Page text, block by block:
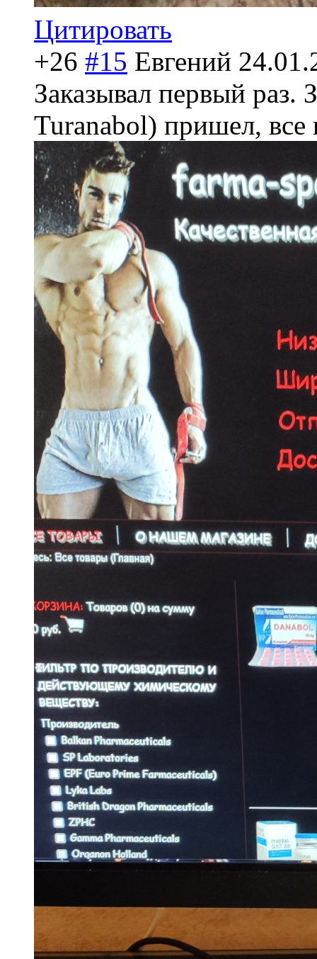
Цитировать
+26 #15 Евгений
Заказывал первый
Turanabol) пришел, все